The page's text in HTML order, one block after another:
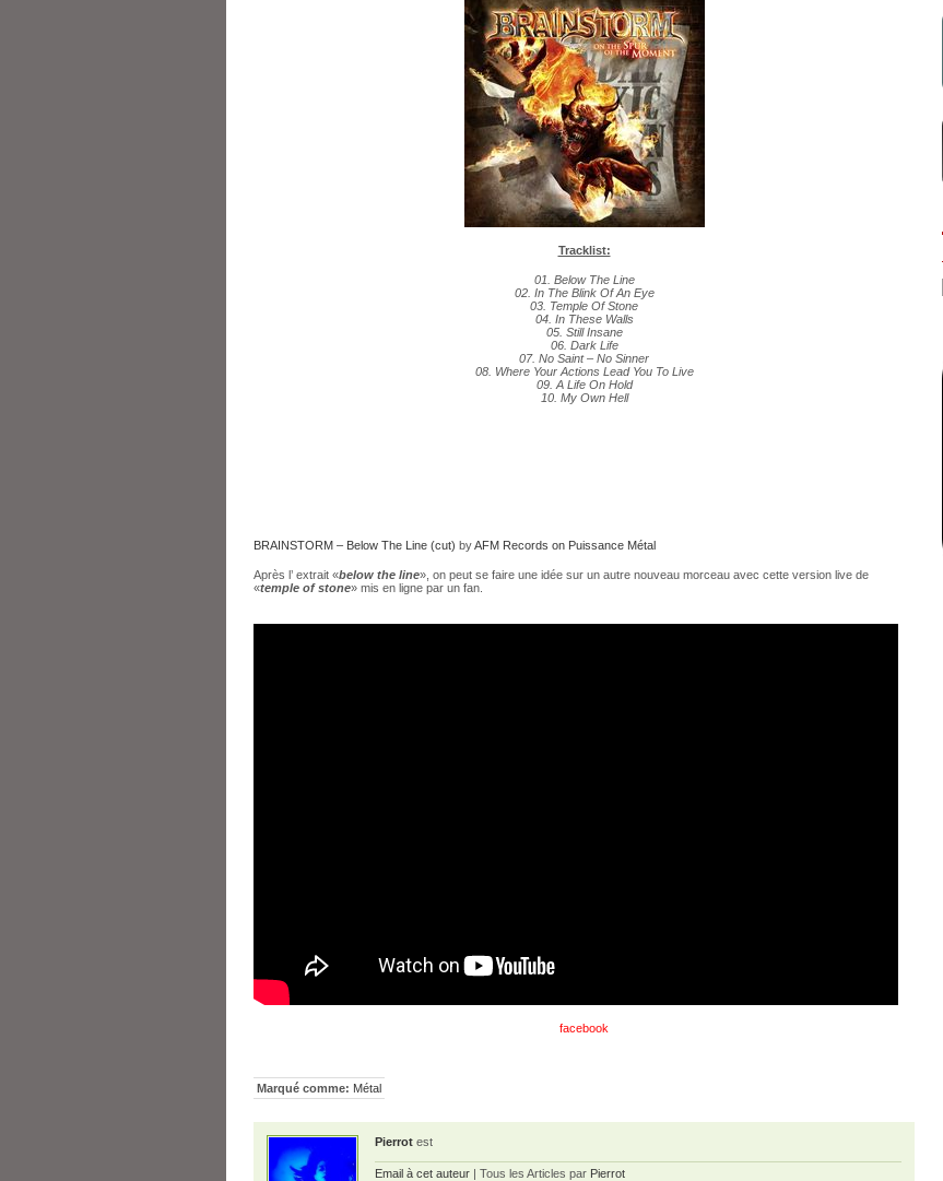
Tracklist:
01. Below The Line
02. In The Blink Of An Eye
03. Temple Of Stone
04. In These Walls
05. Still Insane
06. Dark Life
07. No Saint – No Sinner
08. Where Your Actions Lead You To Live
09. A Life On Hold
10. My Own Hell
BRAINSTORM – Below The Line (cut) byAFM Records on Puissance Métal
Après l’ extrait «below the line», on peut se faire une idée sur un autre nouveau morceau avec cette version live de
«temple of stone» mis en ligne par un fan.
facebook
Marqué comme: Métal
Pierrot est
Email à cet auteur | Tous les Articles par Pierrot